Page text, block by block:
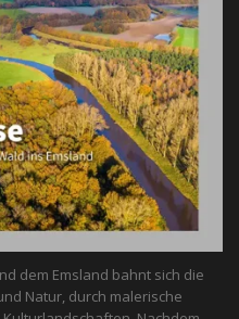
dem Emsland bahnt sich die
Natur, durch malerische